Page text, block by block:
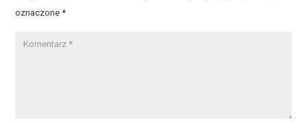
oznaczone*